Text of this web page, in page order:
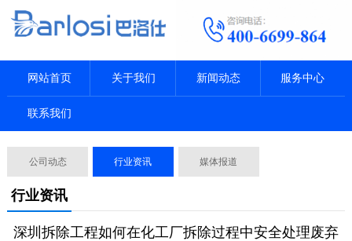
网站首页 关于我们 新闻动态 服务中心
联系我们
公司动态 行业资讯 媒体报道
行业资讯
深圳拆除工程如何在化工厂拆除过程中安全处理废弃